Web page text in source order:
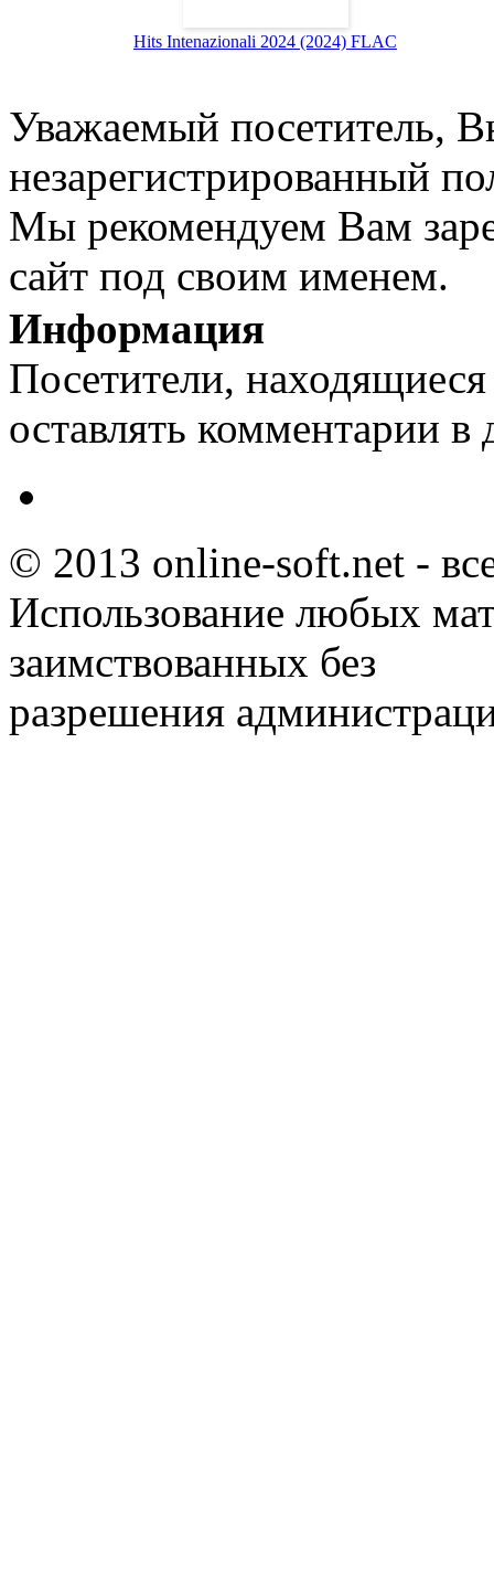
Hits Intenazionali 2024 (2024) FLAC
Уважаемый посетитель,
незарегистрированный
Мы рекомендуем Вам
сайт под своим именем.
Информация
Посетители,
оставлять комментарии в
© 2013 online-soft.net -
Использование любых
заимствованных без
разрешения